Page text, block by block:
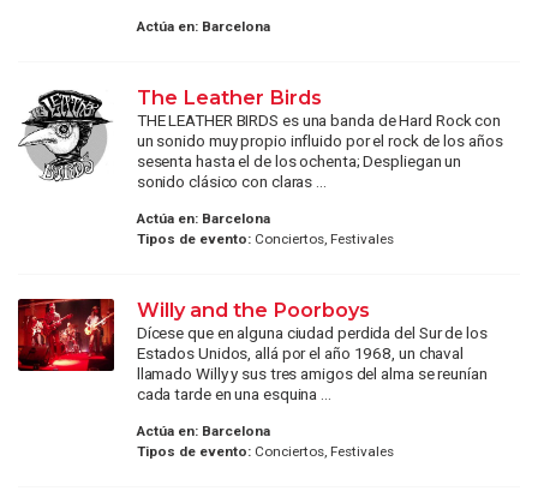
Actúa en: Barcelona
The Leather Birds
THE LEATHER BIRDS es una banda de Hard Rock con
un sonido muy propio influido por el rock de los años
sesenta hasta el de los ochenta; Despliegan un
sonido clásico con claras ...
Actúa en: Barcelona
Tipos de evento:Conciertos, Festivales
Willy and the Poorboys
Dícese que en alguna ciudad perdida del Sur de los
Estados Unidos, allá por el año 1968, un chaval
llamado Willy y sus tres amigos del alma se reunían
cada tarde en una esquina ...
Actúa en: Barcelona
Tipos de evento:Conciertos, Festivales